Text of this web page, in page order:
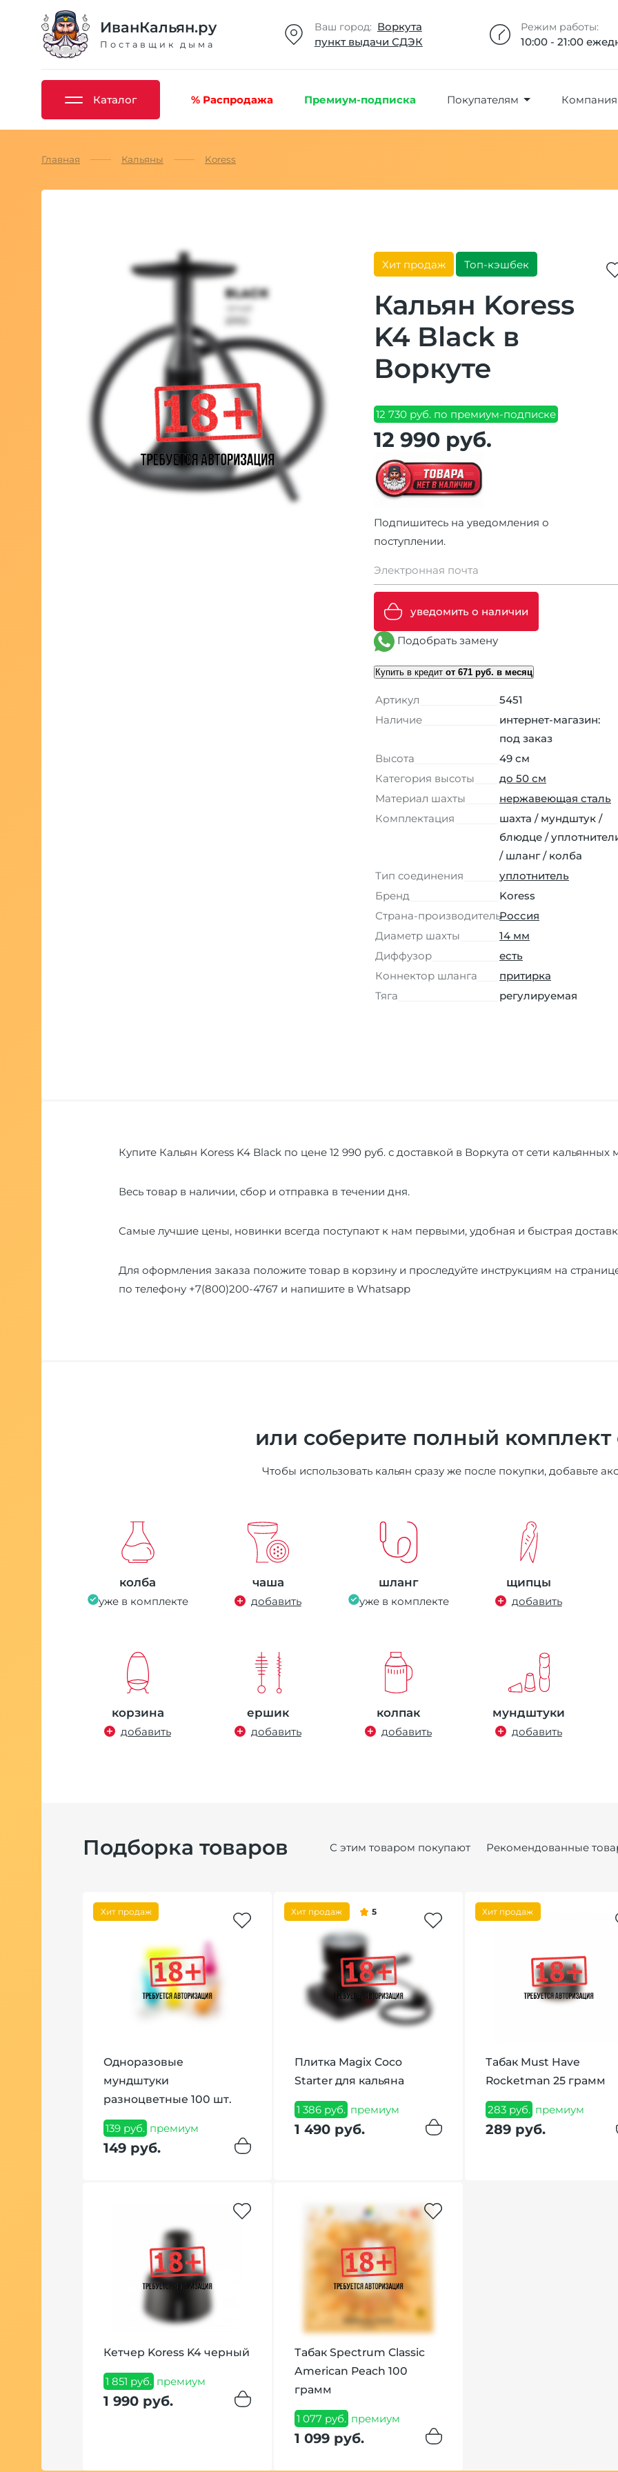
ИванКальян.ру
Поставщик дыма
Ваш город: Воркута
пункт выдачи СДЭК
Режим работы:
10:00 - 21:00
Каталог % Распродажа Премиум-подписка Покупателям Компания
Добавлено максимальное кол-во товара
Главная Кальяны Koress
Хит продаж Топ-кэшбек
Кальян Koress
K4 Black в
Воркуте
12 730 руб. по премиум-подписке
12 990 руб.
Подпишитесь на уведомления о
поступлении.
Электронная почта
уведомить о наличии
Подобрать замену
Купить в кредит от 671 руб. в месяц
Артикул
5451
Наличие
интернет-магазин:
под заказ
Высота
49 см
Категория высоты
до 50 см
Материал шахты
нержавеющая сталь
Комплектация
шахта / мундштук /
блюдце /
/ шланг / колба
Тип соединения
уплотнитель
Бренд
Koress
Страна-производительРоссия
Диаметр шахты
14 мм
Диффузор
есть
Коннектор шланга
притирка
Тяга
регулируемая
Купите Кальян Koress K4 Black по цене 12 990 руб. с доставкой в Воркута от сети
Весь товар в наличии, сбор и отправка в течении дня.
Самые лучшие цены, новинки всегда поступают к нам первыми, удобная и быстрая
Для оформления заказа положите товар в корзину и проследуйте инструкциям на
по телефону +7(800)200-4767 и напишите в Whatsapp
или соберите полный комплект
Чтобы использовать кальян сразу же после покупки, добавьте
колба
уже в комплекте
чаша
добавить
шланг
уже в комплекте
щипцы
добавить
корзина
добавить
ершик
добавить
колпак
добавить
мундштуки
добавить
Подборка товаров С этим товаром покупают Рекомендованные
Хит продаж
Одноразовые
мундштуки
разноцветные 100 шт.
139 руб. премиум
149 руб.
Хит продаж 5
Плитка Magix Coco
Starter для кальяна
1 386 руб. премиум
1 490 руб.
Хит продаж
Табак Must Have
Rocketman 25 грамм
283 руб. премиум
289 руб.
Кетчер Koress K4 черный
1 851 руб. премиум
1 990 руб.
Табак Spectrum Classic
American Peach 100
грамм
1 077 руб. премиум
1 099 руб.